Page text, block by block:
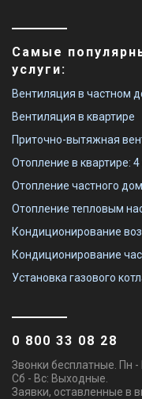
Самые
услуги:
Вентиляция в частном
Вентиляция в квартире
Приточно-вытяжная
Отопление в квартире: 4
Отопление частного
Отопление тепловым
Кондиционирование
Кондиционирование
Установка газового
0 800 33 08 28
Звонки бесплатные. Пн -
Сб - Вс: Выходные.
Заявки, оставленные в